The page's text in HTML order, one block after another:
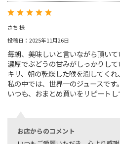
さち 様
投稿日：2025年11月26日
毎朝、美味しいと言いながら頂いて
濃厚でぶどうの甘みがしっかりし
キリ、朝の乾燥した喉を潤してくれ
私の中では、世界一のジュースです。
いつも、おまとめ買いをリピートし
お店からのコメント